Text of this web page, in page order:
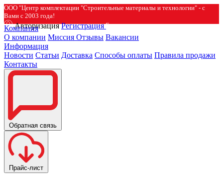
ООО "Центр комплектации "Строительные материалы и технологии" - с
Вами с 2003 года!
Авторизация Регистрация
Компания
О компании Миссия Отзывы Вакансии
Информация
Новости Статьи Доставка Способы оплаты Правила продажи
Контакты
Обратная связь
Прайс-лист